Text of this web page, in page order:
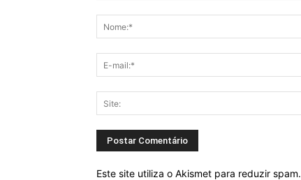
Este site utiliza o Akismet para reduzir spam.